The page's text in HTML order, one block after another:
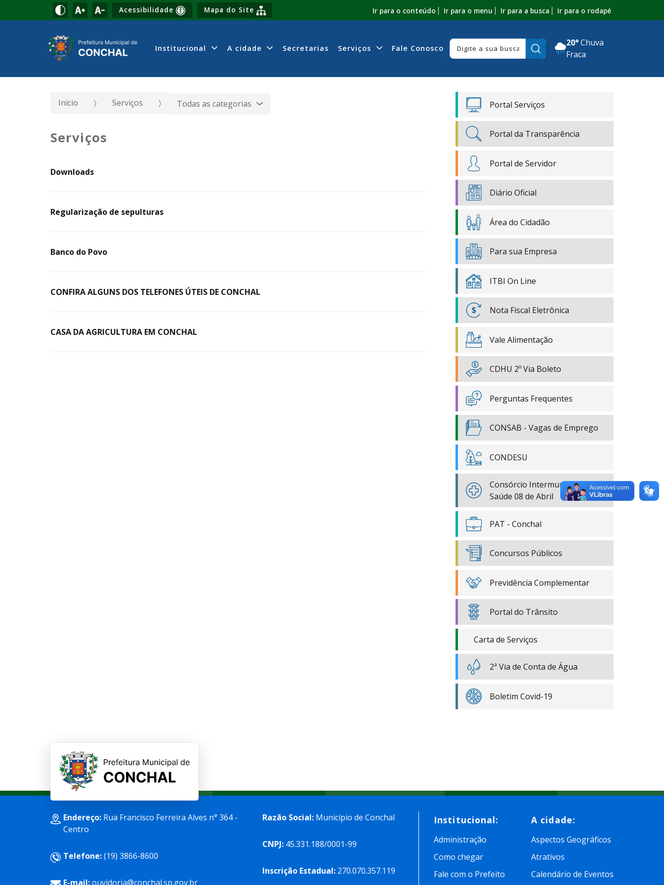
Acessibilidade Mapa do Site Ir para o conteúdo Ir para o menu Ir para a busca Ir para o rodapé
Institucional A cidade Secretarias Serviços Fale Conosco Pesquisar:
20° Chuva
Fraca
Início Serviços Todas as categorias
Serviços
Downloads
Regularização de sepulturas
Banco do Povo
CONFIRA ALGUNS DOS TELEFONES ÚTEIS DE CONCHAL
CASA DA AGRICULTURA EM CONCHAL
Portal Serviços
Portal da Transparência
Portal de Servidor
Diário Oficial
Área do Cidadão
Para sua Empresa
ITBI On Line
Nota Fiscal Eletrônica
Vale Alimentação
CDHU 2º Via Boleto
Perguntas Frequentes
CONSAB - Vagas de Emprego
CONDESU
Consórcio Intermunicipal de
Saúde 08 de Abril
PAT - Conchal
Concursos Públicos
Previdência Complementar
Portal do Trânsito
Carta de Serviços
2ª Via de Conta de Água
Boletim Covid-19
Endereço:Rua Francisco Ferreira Alves n° 364 -
Centro
Telefone:(19) 3866-8600
E-mail:ouvidoria@conchal.sp.gov.br
Razão Social: Município de Conchal
CNPJ: 45.331.188/0001-99
Inscrição Estadual: 270.070.357.119
Institucional:
Administração
Como chegar
Fale com o Prefeito
A cidade:
Aspectos Geográficos
Atrativos
Calendário de Eventos